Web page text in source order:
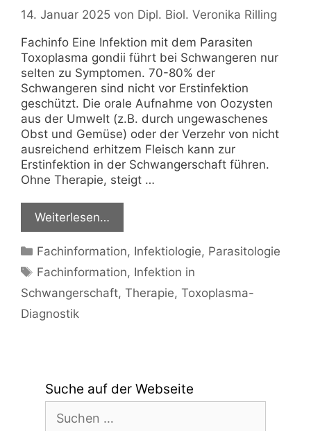
14. Januar 2025 von Dipl. Biol. Veronika Rilling
Fachinfo Eine Infektion mit dem Parasiten
Toxoplasma gondii führt bei Schwangeren nur
selten zu Symptomen. 70-80% der
Schwangeren sind nicht vor Erstinfektion
geschützt. Die orale Aufnahme von Oozysten
aus der Umwelt (z.B. durch ungewaschenes
Obst und Gemüse) oder der Verzehr von nicht
ausreichend erhitzem Fleisch kann zur
Erstinfektion in der Schwangerschaft führen.
Ohne Therapie, steigt …
Weiterlesen…
Kategorien
Fachinformation, Infektiologie, Parasitologie
Schlagwörter
Fachinformation, Infektion in
Schwangerschaft, Therapie, Toxoplasma-
Diagnostik
Suche auf der Webseite
nach: